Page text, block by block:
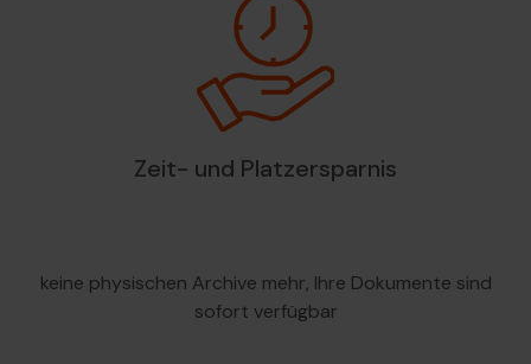
Zeit- und Platzersparnis
keine physischen Archive mehr, Ihre Dokumente sind
sofort verfügbar